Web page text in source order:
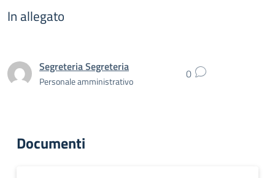
In allegato
Segreteria Segreteria
Personale amministrativo 0
Documenti